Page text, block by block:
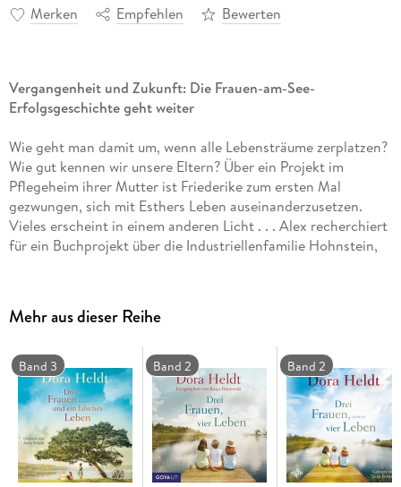
Merken Empfehlen Bewerten
Vergangenheit und Zukunft: Die Frauen-am-See-
Erfolgsgeschichte geht weiter
Wie geht man damit um, wenn alle Lebensträume zerplatzen?
Wie gut kennen wir unsere Eltern? Über ein Projekt im
Pflegeheim ihrer Mutter ist Friederike zum ersten Mal
gezwungen, sich mit Esthers Leben auseinanderzusetzen.
Vieles erscheint in einem anderen Licht . . . Alex recherchiert
für ein Buchprojekt über die Industriellenfamilie Hohnstein,
Pia wie sie selbst einst ihren Alltag als alleinerziehende
Mutter stemmt, muss lernen, dass sie jetzt, mit Mitte Fünfzig,
die vielleicht letzte Chance hat, ihr Leben noch einmal zu
ändern.
Nach »Drei Frauen am See« und »Drei Frauen, vier Leben«
setzt Dora Heldt ihre Bestsellerserie um eine besondere
Frauenfreundschaft fort; berührend und humorvoll gelesen
von Anna Schudt.
Mehr aus dieser Reihe
Band 3 Band 2 Band 2